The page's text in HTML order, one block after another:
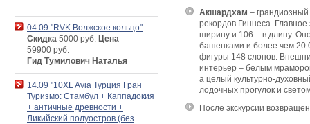
Акшардхам –
рекордов Гиннеса.
ширину и 106 – в длину.
башенками и более чем 20
фигуры 148 слонов.
интерьер – белым
а целый культурно-
лодочных прогулок и
После экскурсии
04.09 "RVK Волжское кольцо"
Скидка 5000 руб. Цена
59900 руб.
Гид Тумилович Наталья
14.09 "10XL Avia Турция Гран
Туризмо: Стамбул + Каппадокия
+ античные древности +
Ликийский полуостров (без